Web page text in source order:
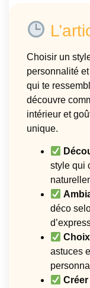
Choisir un
personnalité
qui te
découvre
intérieur et
unique.
style qui
déco
astuces